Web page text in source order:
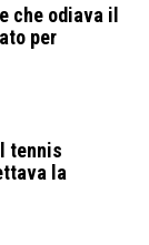
che odiava il
per
tennis
la